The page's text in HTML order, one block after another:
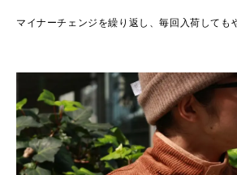
マイナーチェンジを繰り返し、毎回入荷しても